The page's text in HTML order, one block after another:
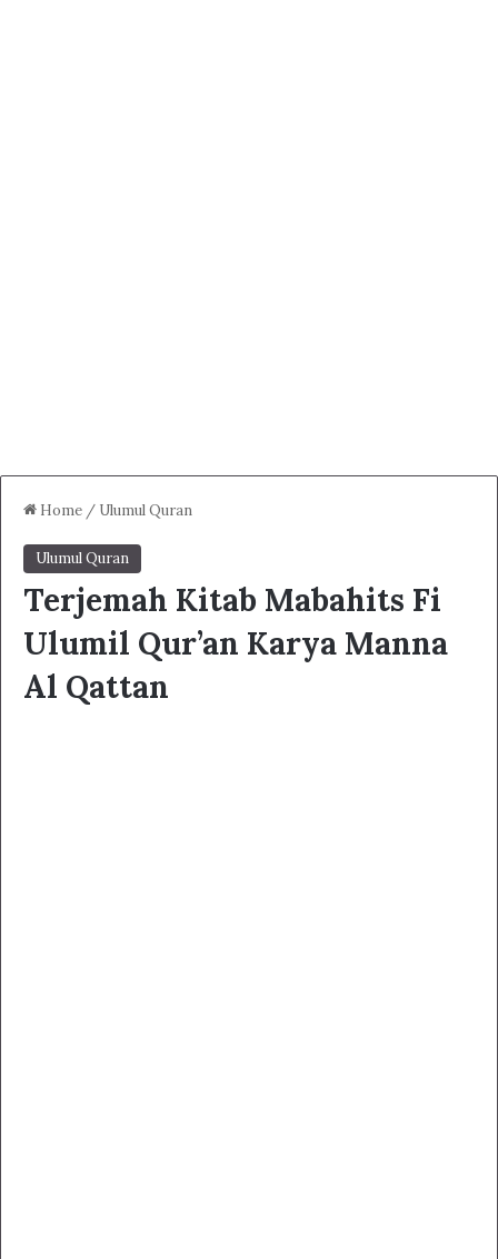
Home / Ulumul Quran
Ulumul Quran
Terjemah Kitab Mabahits Fi
Ulumil Qur’an Karya Manna
Al Qattan